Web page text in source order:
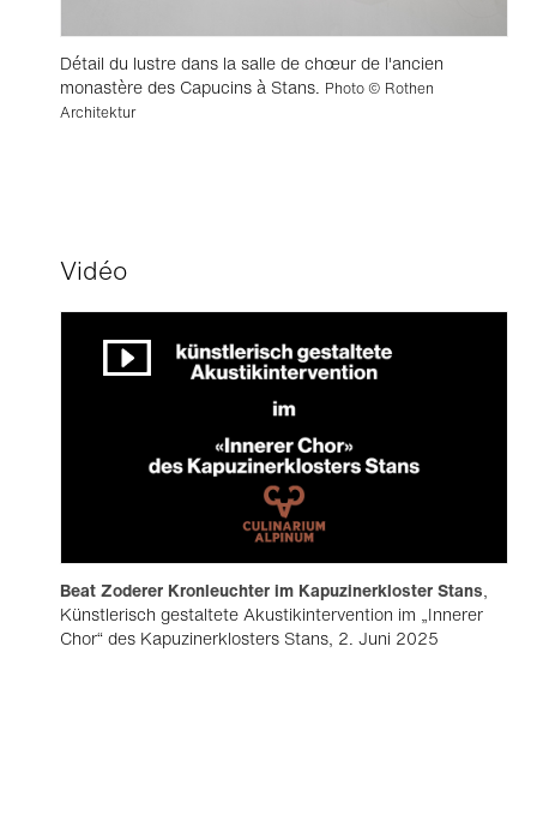
Détail du lustre dans la salle de chœur de l'ancien
monastère des Capucins à Stans. Photo © Rothen
Architektur
Vidéo
Beat Zoderer Kronleuchter im Kapuzinerkloster Stans,
Künstlerisch gestaltete Akustikintervention im „Innerer
Chor“ des Kapuzinerklosters Stans, 2. Juni 2025